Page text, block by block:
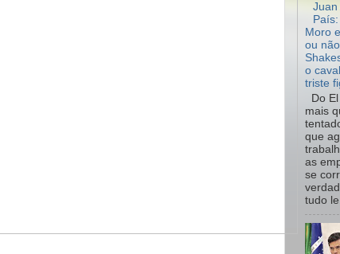
Juan
Moro
ou
o
triste
Do
mais
que
as
se
tudo